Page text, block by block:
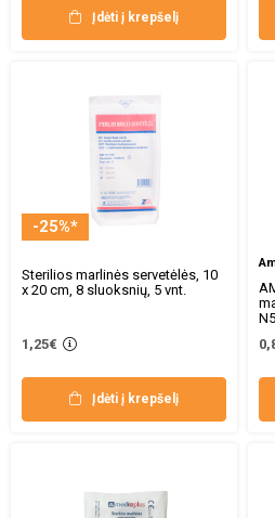
Įdėti į krepšelį
-25%*
Sterilios marlinės servetėlės, 10
x 20 cm, 8 sluoksnių, 5 vnt.
1,25€
Įdėti į krepšelį
N5